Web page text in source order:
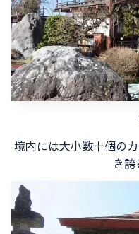
境内には大小数十個の
き